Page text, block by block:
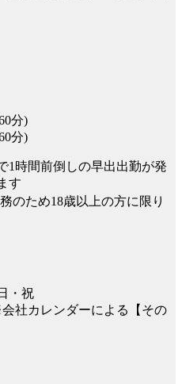
分)
分)
1時間前倒しの早出出勤が発
す
のため18歳以上の方に限り
・祝
社カレンダーによる【その